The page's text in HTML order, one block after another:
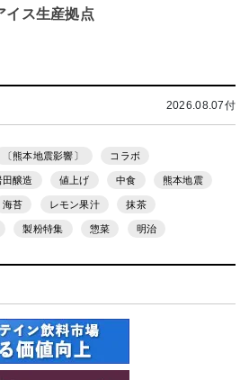
イス生産拠点
2026.08.07付
〔熊本地震影響〕 コラボ
田醸造 値上げ 中食 熊本地震
海苔 レモン果汁 抹茶
製粉特集 惣菜 明治